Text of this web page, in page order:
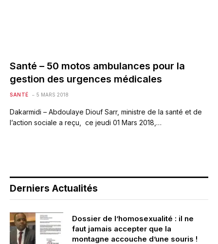
Santé – 50 motos ambulances pour la
gestion des urgences médicales
SANTÉ 5 MARS 2018
Dakarmidi – Abdoulaye Diouf Sarr, ministre de la santé et de
l’action sociale a reçu, ce jeudi 01 Mars 2018,…
Derniers Actualités
Dossier de l’homosexualité : il ne
faut jamais accepter que la
montagne accouche d’une souris !